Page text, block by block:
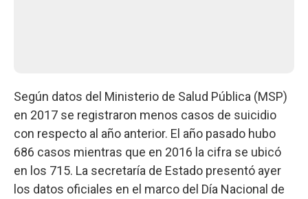
Según datos del Ministerio de Salud Pública (MSP)
en 2017 se registraron menos casos de suicidio
con respecto al año anterior. El año pasado hubo
686 casos mientras que en 2016 la cifra se ubicó
en los 715. La secretaría de Estado presentó ayer
los datos oficiales en el marco del Día Nacional de